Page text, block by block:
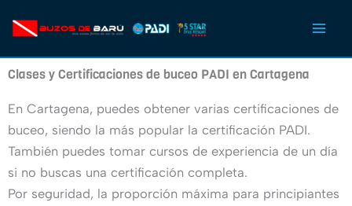
Clases y Certificaciones de buceo PADI en Cartagena
En Cartagena, puedes obtener varias certificaciones de
buceo, siendo la más popular la certificación PADI.
También puedes tomar cursos de experiencia de un día
si no buscas una certificación completa.
Por seguridad, la proporción máxima para principiantes